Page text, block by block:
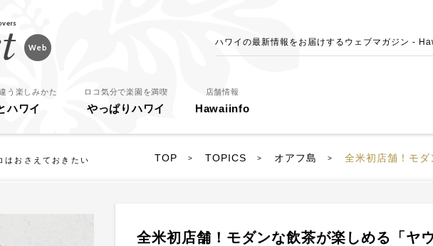
ハワイの最新情報をお届けするウェブマガジン -
う楽しみかた
ハワイ
ロコ気分で楽園を満喫
やっぱりハワイ
店舗情報
Hawaiinfo
はおさえておきたい TOP > TOPICS > オアフ島 > 全米初店舗！モダンな飲茶が楽
全米初店舗！モダンな飲茶が楽しめる「ヤ